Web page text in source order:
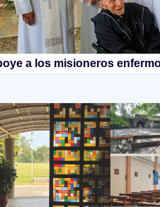
a los misioneros